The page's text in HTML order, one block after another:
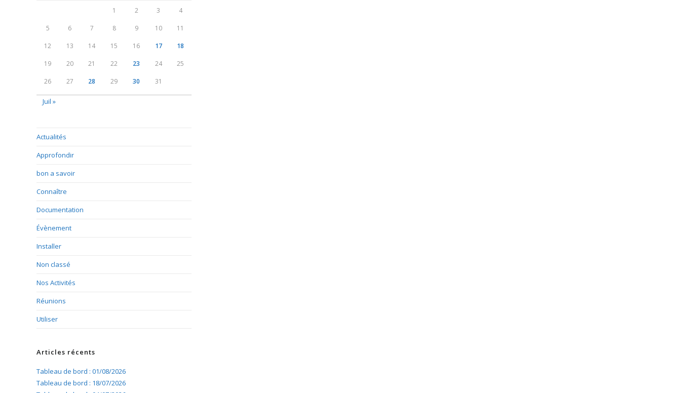
1 2 3 4
5 6 7 8 9 10 11
12 13 14 15 16 17 18
19 20 21 22 23 24 25
26 27 28 29 30 31
Juil »
Actualités
Approfondir
bon a savoir
Connaître
Documentation
Évènement
Installer
Non classé
Nos Activités
Réunions
Utiliser
Articles récents
Tableau de bord : 01/08/2026
Tableau de bord : 18/07/2026